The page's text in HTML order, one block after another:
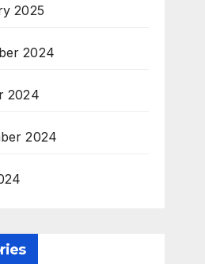
2025
2024
2024
2024